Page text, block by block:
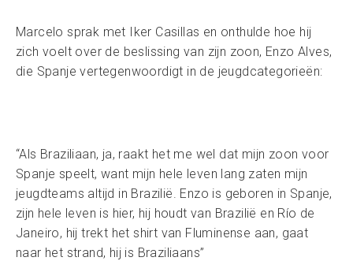
Marcelo sprak met Iker Casillas en onthulde hoe hij
zich voelt over de beslissing van zijn zoon, Enzo Alves,
die Spanje vertegenwoordigt in de jeugdcategorieën:
“Als Braziliaan, ja, raakt het me wel dat mijn zoon voor
Spanje speelt, want mijn hele leven lang zaten mijn
jeugdteams altijd in Brazilië. Enzo is geboren in Spanje,
zijn hele leven is hier, hij houdt van Brazilië en Río de
Janeiro, hij trekt het shirt van Fluminense aan, gaat
naar het strand, hij is Braziliaans”